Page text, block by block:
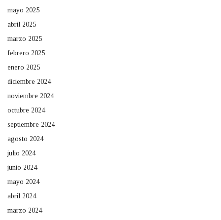
mayo 2025
abril 2025
marzo 2025
febrero 2025
enero 2025
diciembre 2024
noviembre 2024
octubre 2024
septiembre 2024
agosto 2024
julio 2024
junio 2024
mayo 2024
abril 2024
marzo 2024